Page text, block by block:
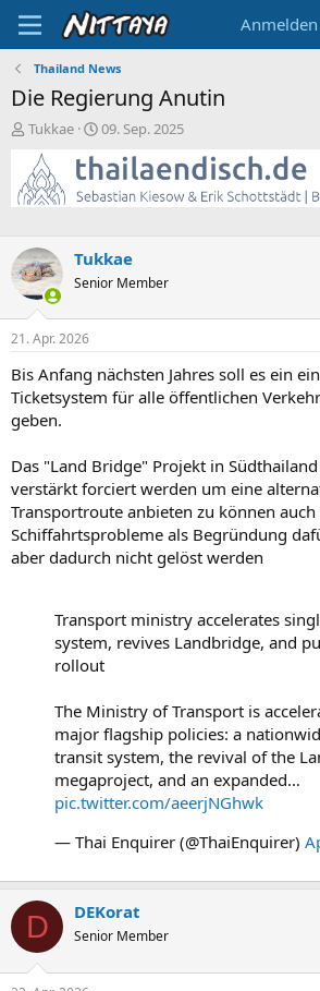
Anmelden
Thailand News
Die Regierung Anutin
E
s
t
e
l
e
r
Tukkae
E
s
t
e
t
a
09. Sep. 2025
Tukkae
Senior Member
21. Apr. 2026
Bis Anfang nächsten Jahres soll es ein
Ticketsystem für alle öffentlichen
geben.
Das "Land Bridge" Projekt in
verstärkt forciert werden um eine
Transportroute anbieten zu können
Schiffahrtsprobleme als Begründung
aber dadurch nicht gelöst werden
Transport ministry accelerates
system, revives Landbridge, and
rollout
The Ministry of Transport is
major flagship policies: a
transit system, the revival of the
megaproject, and an expanded…
pic.twitter.com/aeerjNGhwk
— Thai Enquirer (@ThaiEnquirer)
D DEKorat
Senior Member